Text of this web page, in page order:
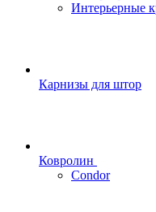
Интерьерные
Карнизы для штор
Ковролин
Condor